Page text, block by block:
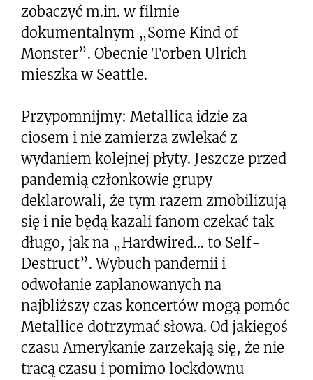
zobaczyć m.in. w filmie
dokumentalnym „Some Kind of
Monster”. Obecnie Torben Ulrich
mieszka w Seattle.
Przypomnijmy: Metallica idzie za
ciosem i nie zamierza zwlekać z
wydaniem kolejnej płyty. Jeszcze przed
pandemią członkowie grupy
deklarowali, że tym razem zmobilizują
się i nie będą kazali fanom czekać tak
długo, jak na „Hardwired… to Self-
Destruct”. Wybuch pandemii i
odwołanie zaplanowanych na
najbliższy czas koncertów mogą pomóc
Metallice dotrzymać słowa. Od jakiegoś
czasu Amerykanie zarzekają się, że nie
tracą czasu i pomimo lockdownu